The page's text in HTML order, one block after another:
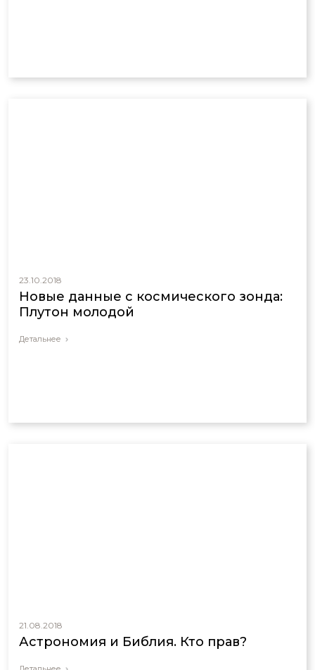
23.10.2018
Новые данные с космического зонда:
Плутон молодой
Детальнее
21.08.2018
Астрономия и Библия. Кто прав?